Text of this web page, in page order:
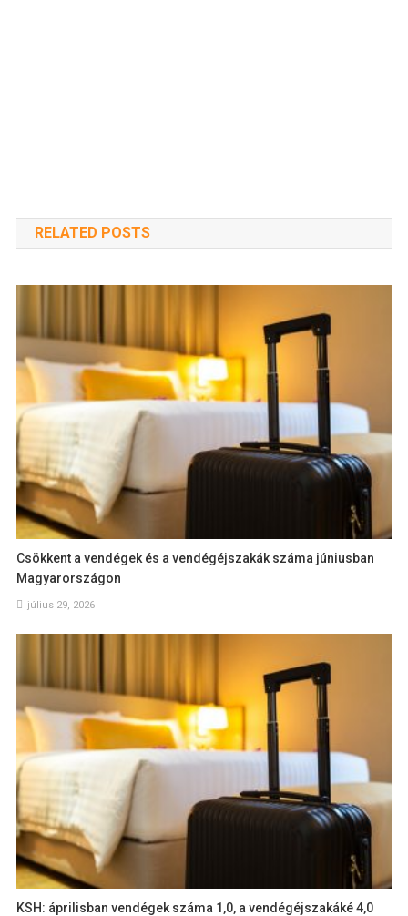
RELATED POSTS
Csökkent a vendégek és a vendégéjszakák száma júniusban
Magyarországon
július 29, 2026
KSH: áprilisban vendégek száma 1,0, a vendégéjszakáké 4,0